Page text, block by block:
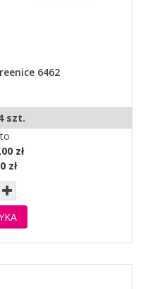
6462
szt.
zł
zł